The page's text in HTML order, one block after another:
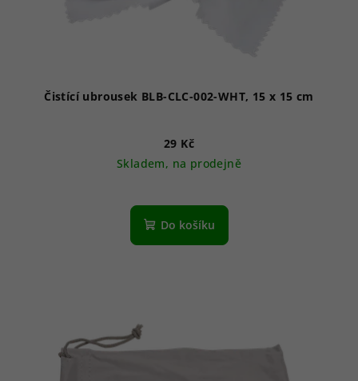
Čistící ubrousek BLB-CLC-002-WHT, 15 x 15 cm
29 Kč
Skladem, na prodejně
Do košíku